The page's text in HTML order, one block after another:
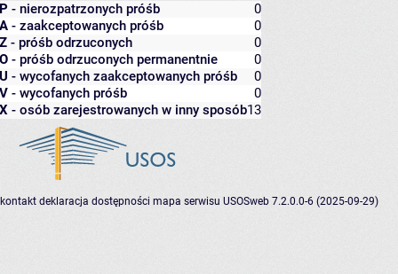
P - nierozpatrzonych próśb
0
A - zaakceptowanych próśb
0
Z - próśb odrzuconych
0
O - próśb odrzuconych permanentnie
0
U - wycofanych zaakceptowanych próśb
0
V - wycofanych próśb
0
X - osób zarejestrowanych w inny sposób13
kontakt deklaracja dostępności mapa serwisu USOSweb 7.2.0.0-6 (2025-09-29)